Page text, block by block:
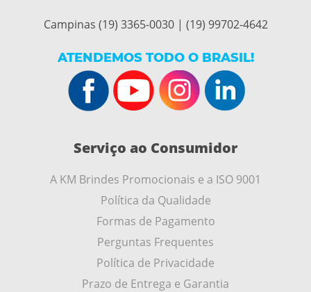
Campinas (19) 3365-0030 | (19) 99702-4642
ATENDEMOS TODO O BRASIL!
Serviço ao Consumidor
A KM Brindes Promocionais e a ISO 9001
Política da Qualidade
Formas de Pagamento
Perguntas Frequentes
Política de Privacidade
Prazo de Entrega e Garantia